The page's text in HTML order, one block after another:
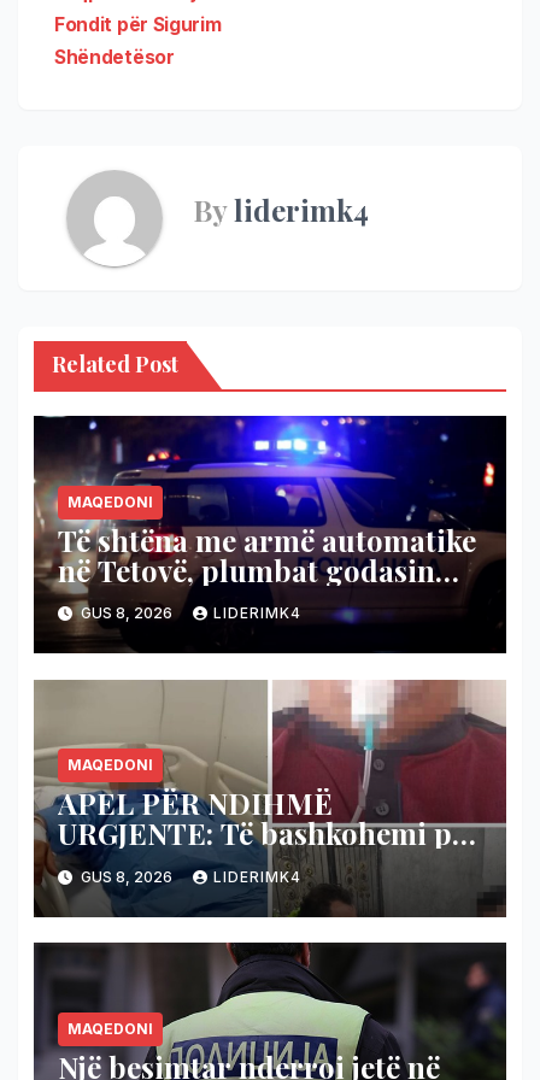
Fondit për Sigurim
Shëndetësor
Byliderimk4
Related Post
MAQEDONI
Të shtëna me armë automatike
në Tetovë, plumbat godasin
shtëpinë dhe veturën e një 48-
vjeçari
GUS 8, 2026 LIDERIMK4
MAQEDONI
APEL PËR NDIHMË
URGJENTE: Të bashkohemi për
shpëtimin e veteranit
kumanovar të dy luftërave
GUS 8, 2026 LIDERIMK4
MAQEDONI
Një besimtar nderroi jetë në